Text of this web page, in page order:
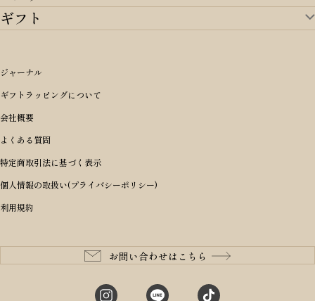
アイテムから選ぶ
リュックサック・デイパック・バックパック
ショルダーバッグ
ボディバッグ・ウエストバッグ
長財布
二つ折り財布
三つ折り財布
コインケース・小銭入れ
m＋ エムピウ
PORTER 吉田カバン ポーター
BRIEFING ブリーフィング
Dakota ダコタ
CLEDRAN クレドラン
aniary アニアリ
CIE シー
StitchandSew ステッチアンドソー
すべてを見る
オリジナルランドセル
女の子ランドセル
男の子ランドセル
ランドセル小物・その他
レッド
ピンク
パープル(ラベンダー)
ブルー・ネイビー
価格から選ぶ
〜49,999円
50,000円〜59,999円
60,000円〜69,999円
70,000円〜79,999円
80,000円〜
ゴルフTOP
アイテムから選ぶ
キャディバッグ
ヘッドカバー
ゴルフ小物
ゴルフウェア/アクセサリー
ブランドから選ぶ
BRIEFING ブリーフィング
master-piece マスターピース
JONES ジョーンズ
木の庄帆布
ギフト
シーンから探す
誕生日
結婚祝い
出産祝い
入学・進学祝い
成人祝い
就職・栄転祝い
長寿・還暦祝い
性別・年齢から探す
男性向け
女性向け
10代
20代
30代
予算から探す
〜4,999円
5,000円〜9,999円
10,000円〜19,999円
20,000円〜29,999円
ジャーナル
ギフトラッピングについて
会社概要
よくある質問
特定商取引法に基づく表示
個人情報の取扱い(プライバシーポリシー)
利用規約
お問い合わせはこちら